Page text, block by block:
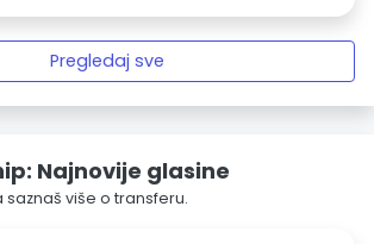
Pregledaj sve
Najnovije glasine
saznaš više o transferu.